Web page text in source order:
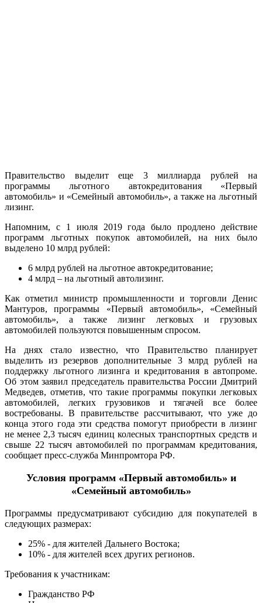
Правительство выделит еще 3 миллиарда рублей на
программы льготного автокредитования «Первый
автомобиль» и «Семейный автомобиль», а также на льготный
лизинг.
Напомним, с 1 июля 2019 года было продлено действие
программ льготных покупок автомобилей, на них было
выделено 10 млрд рублей:
6 млрд рублей на льготное автокредитование;
4 млрд – на льготный автолизинг.
Как отметил министр промышленности и торговли Денис
Мантуров, программы «Первый автомобиль», «Семейный
автомобиль», а также лизинг легковых и грузовых
автомобилей пользуются повышенным спросом.
На днях стало известно, что Правительство планирует
выделить из резервов дополнительные 3 млрд рублей на
поддержку льготного лизинга и кредитования в автопроме.
Об этом заявил председатель правительства России Дмитрий
Медведев, отметив, что такие программы покупки легковых
автомобилей, легких грузовиков и тягачей все более
востребованы. В правительстве рассчитывают, что уже до
конца этого года эти средства помогут приобрести в лизинг
не менее 2,3 тысяч единиц колесных транспортных средств и
свыше 22 тысяч автомобилей по программам кредитования,
сообщает пресс-служба Минпромтора РФ.
Условия программ «Первый автомобиль» и
«Семейный автомобиль»
Программы предусматривают субсидию для покупателей в
следующих размерах:
25% - для жителей Дальнего Востока;
10% - для жителей всех других регионов.
Требования к участникам:
Гражданство РФ